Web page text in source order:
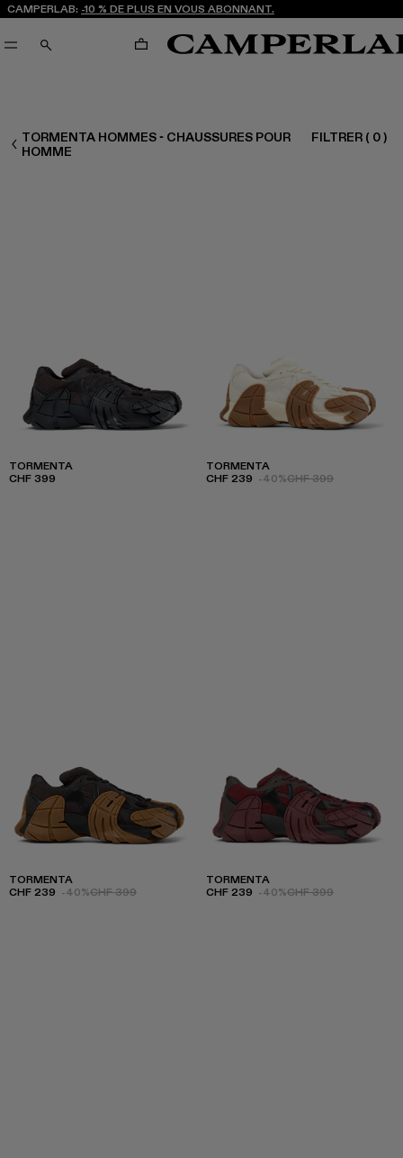
CAMPERLAB: -10 % DE PLUS EN VOUS ABONNANT.
RECHERCHE PANIER
HOMME CHAUSSURES
TORMENTA HOMMES - CHAUSSURES POUR
HOMME
FILTRER ( 0)
TORMENTA
CHF 399
TORMENTA
CHF 239 -40%CHF 399
TORMENTA
CHF 239 -40%CHF 399
TORMENTA
CHF 239 -40%CHF 399